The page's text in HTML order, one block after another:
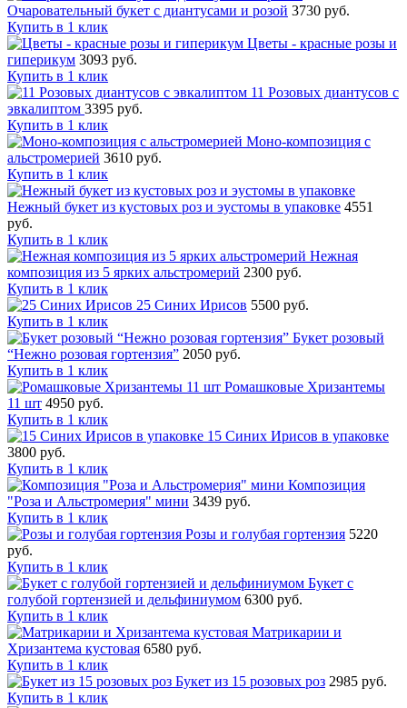
Очаровательный букет с диантусами и розой 3730 руб.
Купить в 1 клик
Цветы - красные розы и
гиперикум 3093 руб.
Купить в 1 клик
11 Розовых диантусов с
эвкалиптом 3395 руб.
Купить в 1 клик
Моно-композиция с
альстромерией 3610 руб.
Купить в 1 клик
Нежный букет из кустовых роз и эустомы в упаковке 4551
руб.
Купить в 1 клик
Нежная
композиция из 5 ярких альстромерий 2300 руб.
Купить в 1 клик
25 Синих Ирисов 5500 руб.
Купить в 1 клик
Букет розовый
“Нежно розовая гортензия” 2050 руб.
Купить в 1 клик
Ромашковые Хризантемы
11 шт 4950 руб.
Купить в 1 клик
15 Синих Ирисов в упаковке
3800 руб.
Купить в 1 клик
Композиция
"Роза и Альстромерия" мини 3439 руб.
Купить в 1 клик
Розы и голубая гортензия 5220
руб.
Купить в 1 клик
Букет с
голубой гортензией и дельфиниумом 6300 руб.
Купить в 1 клик
Матрикарии и
Хризантема кустовая 6580 руб.
Купить в 1 клик
Букет из 15 розовых роз 2985 руб.
Купить в 1 клик